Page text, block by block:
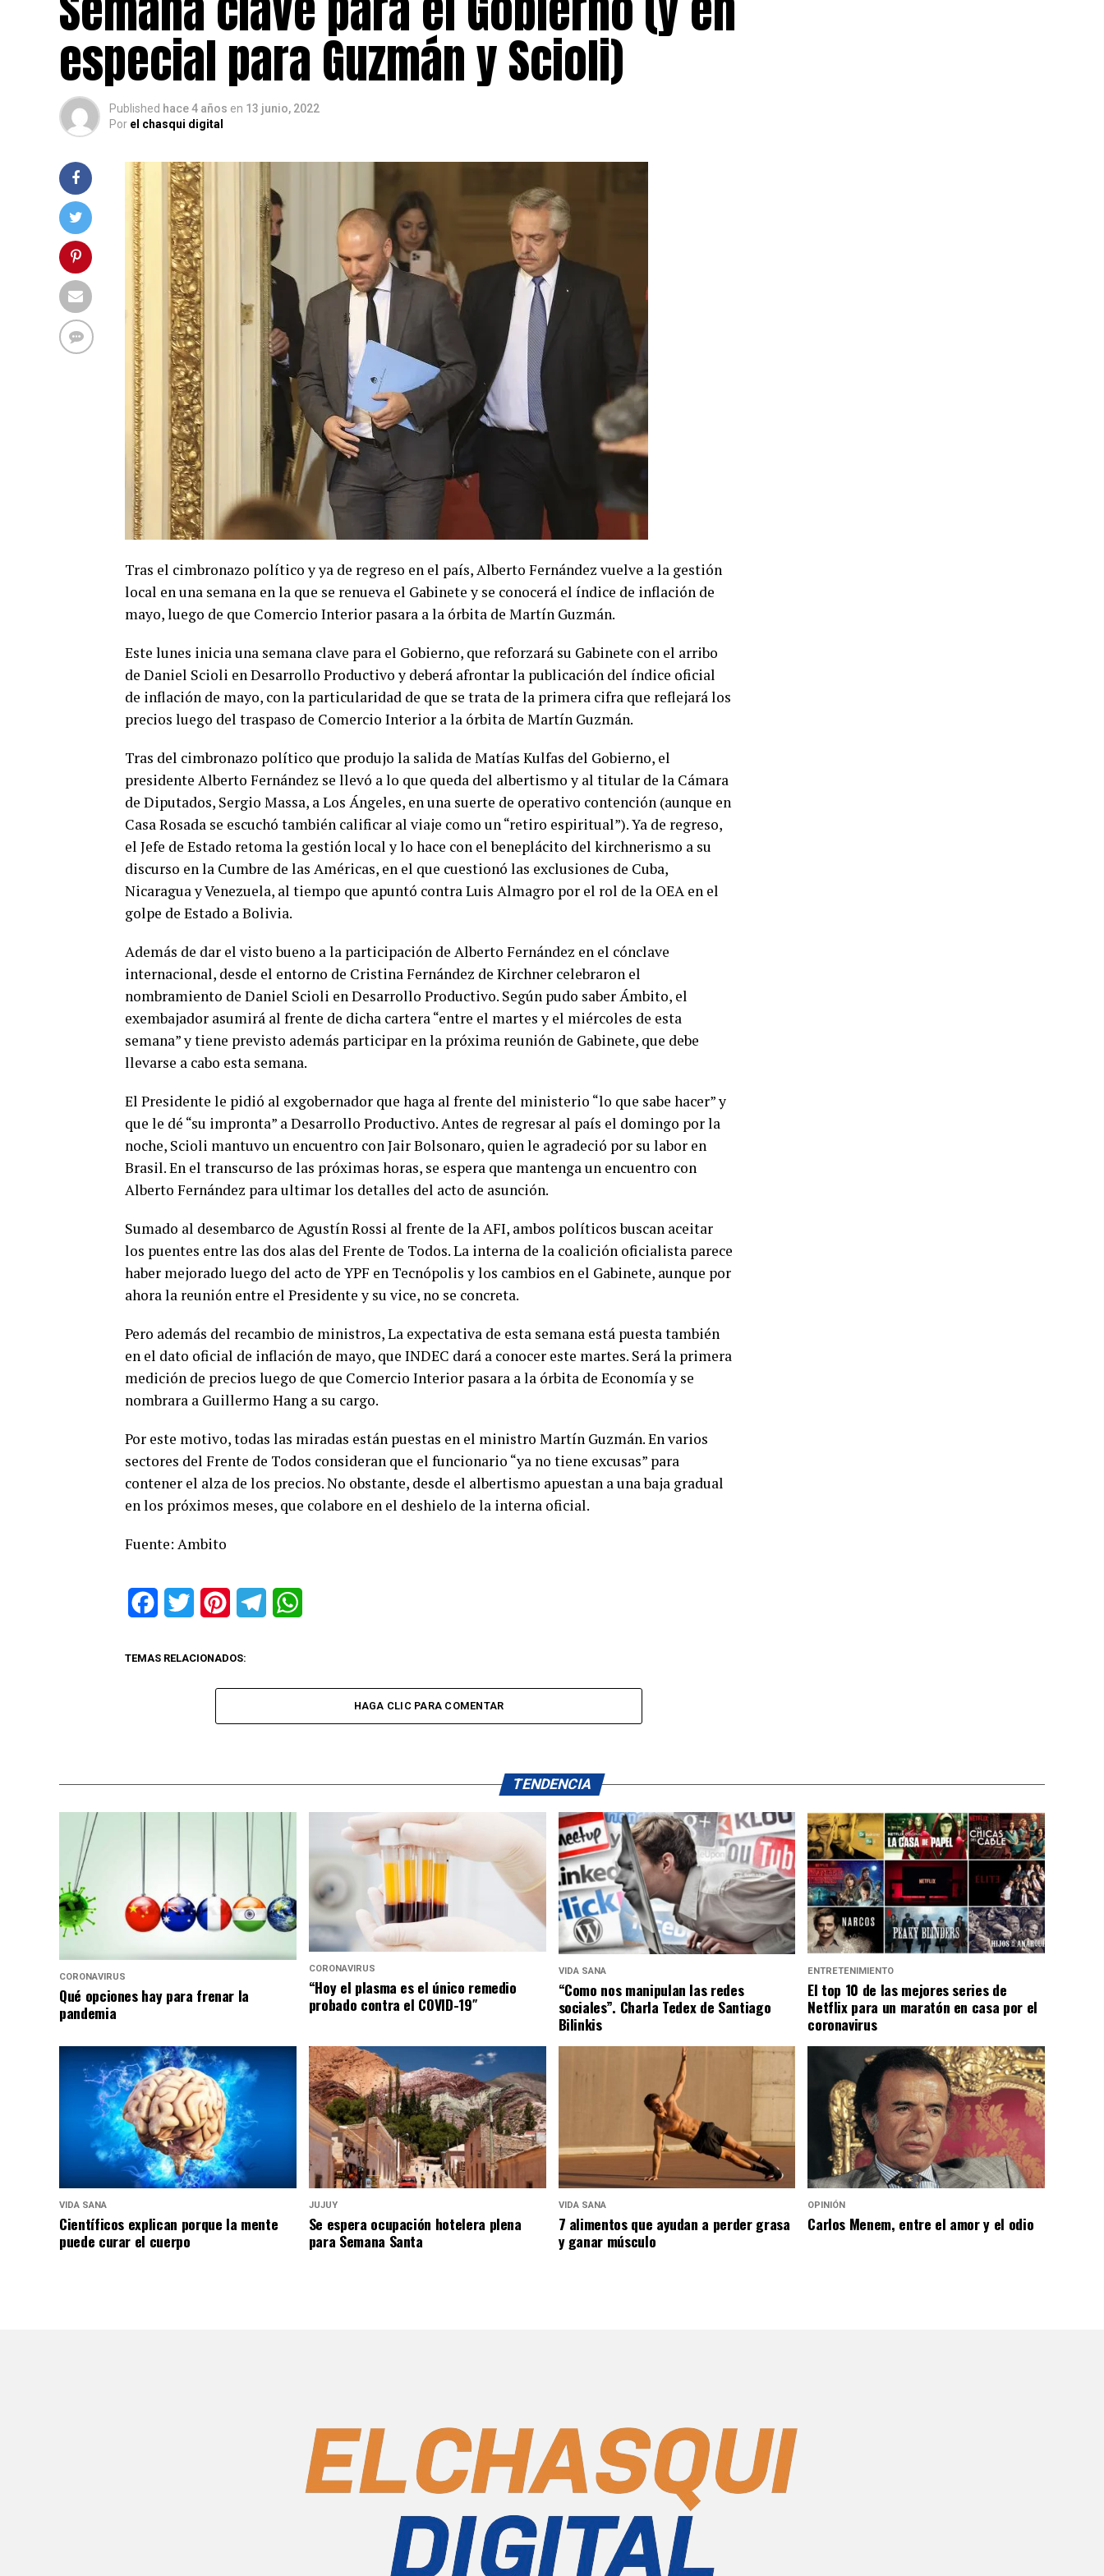
especial para Guzmán y Scioli)
Published hace 4 años en 13 junio, 2022
Por el chasqui digital
Tras el cimbronazo político y ya de regreso en el país, Alberto Fernández vuelve a la gestión
local en una semana en la que se renueva el Gabinete y se conocerá el índice de inflación de
mayo, luego de que Comercio Interior pasara a la órbita de Martín Guzmán.
Este lunes inicia una semana clave para el Gobierno, que reforzará su Gabinete con el arribo
de Daniel Scioli en Desarrollo Productivo y deberá afrontar la publicación del índice oficial
de inflación de mayo, con la particularidad de que se trata de la primera cifra que reflejará los
precios luego del traspaso de Comercio Interior a la órbita de Martín Guzmán.
Tras del cimbronazo político que produjo la salida de Matías Kulfas del Gobierno, el
presidente Alberto Fernández se llevó a lo que queda del albertismo y al titular de la Cámara
de Diputados, Sergio Massa, a Los Ángeles, en una suerte de operativo contención (aunque en
Casa Rosada se escuchó también calificar al viaje como un “retiro espiritual”). Ya de regreso,
el Jefe de Estado retoma la gestión local y lo hace con el beneplácito del kirchnerismo a su
discurso en la Cumbre de las Américas, en el que cuestionó las exclusiones de Cuba,
Nicaragua y Venezuela, al tiempo que apuntó contra Luis Almagro por el rol de la OEA en el
golpe de Estado a Bolivia.
Además de dar el visto bueno a la participación de Alberto Fernández en el cónclave
internacional, desde el entorno de Cristina Fernández de Kirchner celebraron el
nombramiento de Daniel Scioli en Desarrollo Productivo. Según pudo saber Ámbito, el
exembajador asumirá al frente de dicha cartera “entre el martes y el miércoles de esta
semana” y tiene previsto además participar en la próxima reunión de Gabinete, que debe
llevarse a cabo esta semana.
El Presidente le pidió al exgobernador que haga al frente del ministerio “lo que sabe hacer” y
que le dé “su impronta” a Desarrollo Productivo. Antes de regresar al país el domingo por la
noche, Scioli mantuvo un encuentro con Jair Bolsonaro, quien le agradeció por su labor en
Brasil. En el transcurso de las próximas horas, se espera que mantenga un encuentro con
Alberto Fernández para ultimar los detalles del acto de asunción.
Sumado al desembarco de Agustín Rossi al frente de la AFI, ambos políticos buscan aceitar
los puentes entre las dos alas del Frente de Todos. La interna de la coalición oficialista parece
haber mejorado luego del acto de YPF en Tecnópolis y los cambios en el Gabinete, aunque por
ahora la reunión entre el Presidente y su vice, no se concreta.
Pero además del recambio de ministros, La expectativa de esta semana está puesta también
en el dato oficial de inflación de mayo, que INDEC dará a conocer este martes. Será la primera
medición de precios luego de que Comercio Interior pasara a la órbita de Economía y se
nombrara a Guillermo Hang a su cargo.
Por este motivo, todas las miradas están puestas en el ministro Martín Guzmán. En varios
sectores del Frente de Todos consideran que el funcionario “ya no tiene excusas” para
contener el alza de los precios. No obstante, desde el albertismo apuestan a una baja gradual
en los próximos meses, que colabore en el deshielo de la interna oficial.
Fuente: Ambito
FacebookTwitter PinterestTelegram
TEMAS RELACIONADOS:
HAGA CLIC PARA COMENTAR
TENDENCIA
CORONAVIRUS
Qué opciones hay para frenar la
pandemia
CORONAVIRUS
“Hoy el plasma es el único remedio
probado contra el COVID-19″
VIDA SANA
“Como nos manipulan las redes
sociales”. Charla Tedex de Santiago
Bilinkis
ENTRETENIMIENTO
El top 10 de las mejores series de
Netflix para un maratón en casa por el
coronavirus
VIDA SANA
Científicos explican porque la mente
puede curar el cuerpo
JUJUY
Se espera ocupación hotelera plena
para Semana Santa
VIDA SANA
7 alimentos que ayudan a perder grasa
y ganar músculo
OPINIÓN
Carlos Menem, entre el amor y el odio